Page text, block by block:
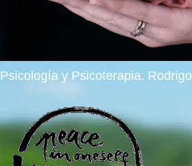
Psicología y Psicoterapia.